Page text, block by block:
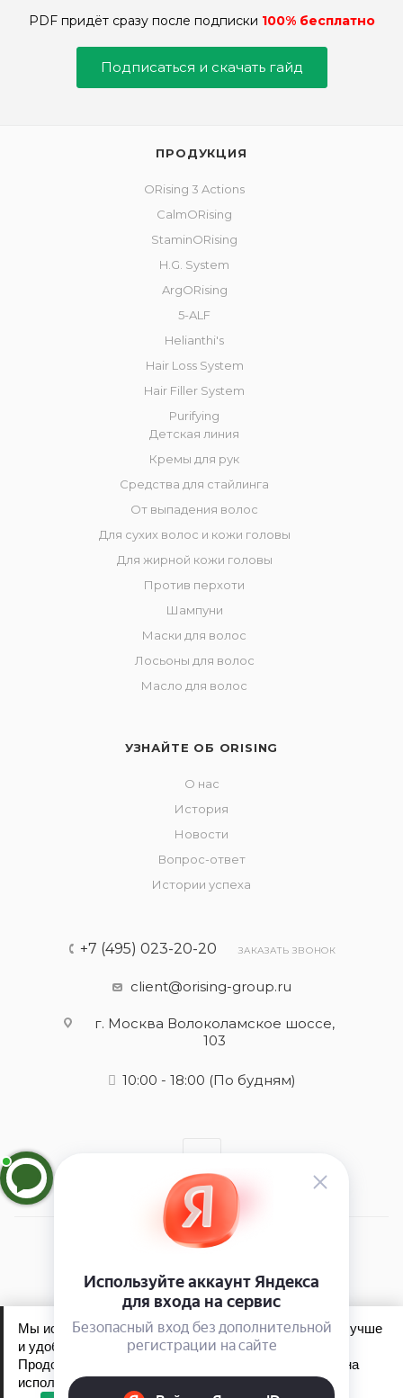
PDF придёт сразу после подписки 100% бесплатно
Подписаться и скачать гайд
ПРОДУКЦИЯ
ORising 3 Actions
CalmORising
StaminORising
H.G. System
ArgORising
5-ALF
Helianthi's
Hair Loss System
Hair Filler System
Purifying
Детская линия
Кремы для рук
Средства для стайлинга
От выпадения волос
Для сухих волос и кожи головы
Для жирной кожи головы
Против перхоти
Шампуни
Маски для волос
Лосьоны для волос
Масло для волос
УЗНАЙТЕ ОБ ORISING
О нас
История
Новости
Вопрос-ответ
Истории успеха
+7 (495) 023-20-20 ЗАКАЗАТЬ ЗВОНОК
client@orising-group.ru
г. Москва Волоколамское шоссе,
103
10:00 - 18:00 (По будням)
2026 © Orising - интернет-магазин
Обработка персональных данных
Мы используем файлы cookie, чтобы сайт работал лучше
и удобнее для вас.
Продолжая пользоваться сайтом, вы соглашаетесь на
использование файлов cookie.